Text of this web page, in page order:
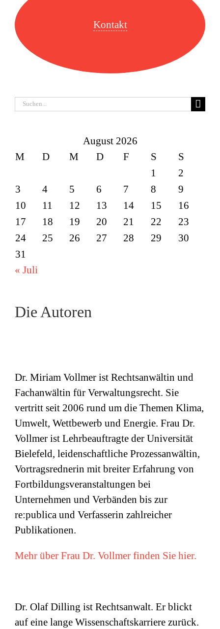
Kontakt
Suche
August 2026
M
D M D F S
S
1
2
3
4 5 6 7 8
9
10
11 12 13 14 15
16
17
18 19 20 21 22
23
24
25 26 27 28 29
30
31
« Juli
Die Autoren
Dr. Miriam Vollmer ist Rechtsanwältin und
Fachanwältin für Verwaltungsrecht. Sie
vertritt seit 2006 rund um die Themen Klima,
Umwelt, Wettbewerb und Energie. Frau Dr.
Vollmer ist Lehrbeauftragte der Universität
Bielefeld, leidenschaftliche Prozessanwältin,
Vortragsrednerin mit breiter Erfahrung von
Fortbildungsveranstaltungen bei
Unternehmen und Verbänden bis zur
re:publica und Verfasserin zahlreicher
Publikationen.
Mehr über Frau Dr. Vollmer finden Sie hier.
Dr. Olaf Dilling ist Rechtsanwalt. Er blickt
auf eine lange Wissenschaftskarriere zurück.